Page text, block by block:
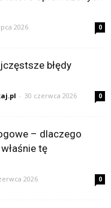
2026 0
błędy
- 30 czerwca 2026 0
– dlaczego
tę
2026 0